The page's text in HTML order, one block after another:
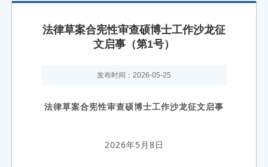
法律草案合宪性审查硕博士工作沙龙征
文启事（第1号）
发布时间：2026-05-25
法律草案合宪性审查硕博士工作沙龙征文启事
2026年5月8日